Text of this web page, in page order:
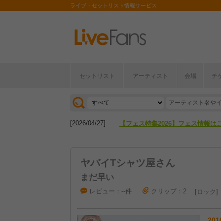
ライブ・セットリスト情報サービス
セットリスト アーティスト 会場 チ
[2026/07/28] 【ライブ動員ランキング】2026年
[2026/04/27] 【フェス特集2026】フェス情報は
ヤバイTシャツ屋さん
まだ早い
レビュー：--件 クリップ：2 ロック